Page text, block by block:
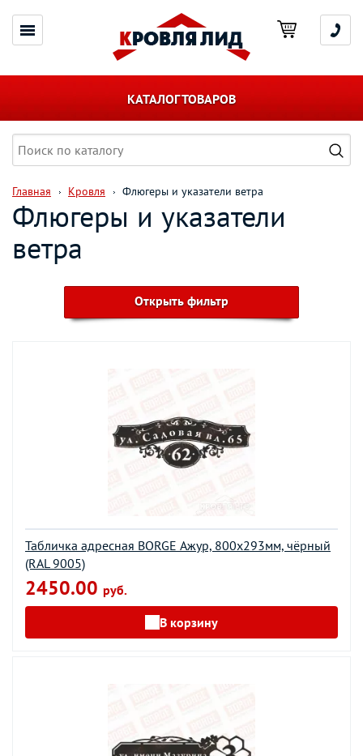
КАТАЛОГ ТОВАРОВ
Главная Кровля Флюгеры и указатели ветра
Флюгеры и указатели
ветра
Открыть фильтр
Табличка адресная BORGE Ажур, 800x293мм, чёрный
(RAL 9005)
2450.00 руб.
В корзину